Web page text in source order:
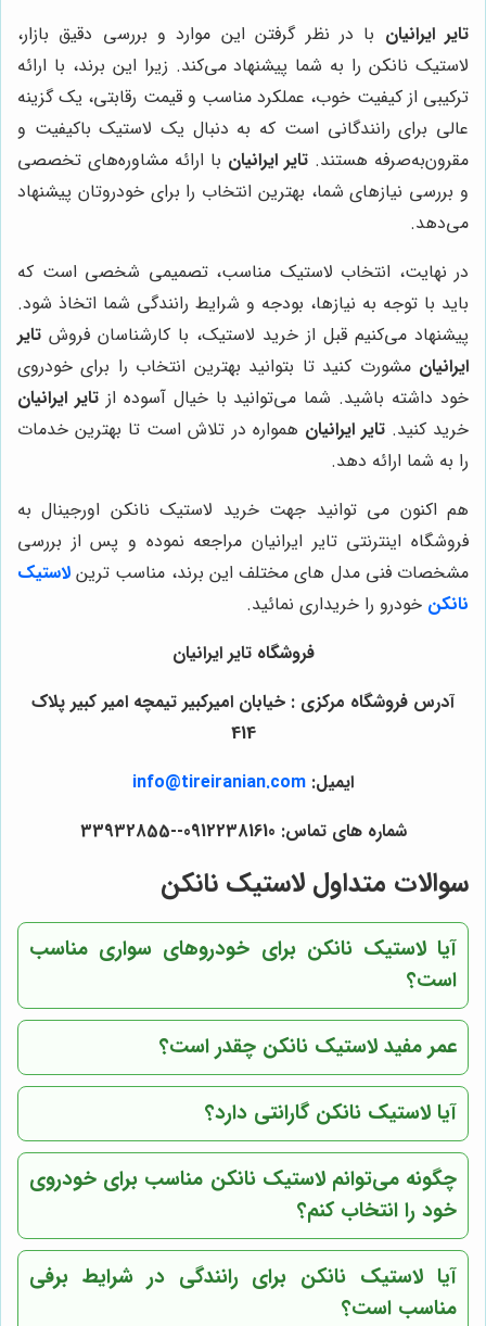
تایر ایرانیان با در نظر گرفتن این موارد و بررسی دقیق بازار،
لاستیک نانکن را به شما پیشنهاد می‌کند. زیرا این برند، با ارائه
ترکیبی از کیفیت خوب، عملکرد مناسب و قیمت رقابتی، یک گزینه
عالی برای رانندگانی است که به دنبال یک لاستیک باکیفیت و
مقرون‌به‌صرفه هستند. تایر ایرانیان با ارائه مشاوره‌های تخصصی
و بررسی نیازهای شما، بهترین انتخاب را برای خودروتان پیشنهاد
می‌دهد.
در نهایت، انتخاب لاستیک مناسب، تصمیمی شخصی است که
باید با توجه به نیازها، بودجه و شرایط رانندگی شما اتخاذ شود.
پیشنهاد می‌کنیم قبل از خرید لاستیک، با کارشناسان فروش تایر
ایرانیان مشورت کنید تا بتوانید بهترین انتخاب را برای خودروی
خود داشته باشید. شما می‌توانید با خیال آسوده ازتایر ایرانیان
خرید کنید.تایر ایرانیان همواره در تلاش است تا بهترین خدمات
را به شما ارائه دهد.
هم اکنون می توانید جهت خرید لاستیک نانکن اورجینال به
فروشگاه اینترنتی تایر ایرانیان مراجعه نموده و پس از بررسی
مشخصات فنی مدل های مختلف این برند، مناسب ترین لاستیک
نانکن خودرو را خریداری نمائید.
فروشگاه تایر ایرانیان
آدرس فروشگاه مرکزی : خیابان امیرکبیر تیمچه امیر کبیر پلاک
414
ایمیل: info@tireiranian.com
شماره های تماس: 09122381610--33932855
سوالات متداول لاستیک نانکن
آیا لاستیک نانکن برای خودروهای سواری مناسب
است؟
عمر مفید لاستیک نانکن چقدر است؟
آیا لاستیک نانکن گارانتی دارد؟
چگونه می‌توانم لاستیک نانکن مناسب برای خودروی
خود را انتخاب کنم؟
آیا لاستیک نانکن برای رانندگی در شرایط برفی
مناسب است؟